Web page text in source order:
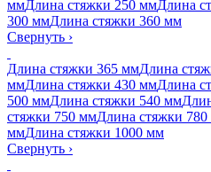
ммДлина стяжки 250 ммДлина
300 ммДлина стяжки 360 мм
Свернуть ›
Длина стяжки 365 ммДлина
ммДлина стяжки 430 ммДлина
500 ммДлина стяжки 540 мм
стяжки 750 ммДлина стяжки
ммДлина стяжки 1000 мм
Свернуть ›